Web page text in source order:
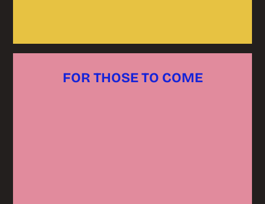
FOR THOSE TO COME